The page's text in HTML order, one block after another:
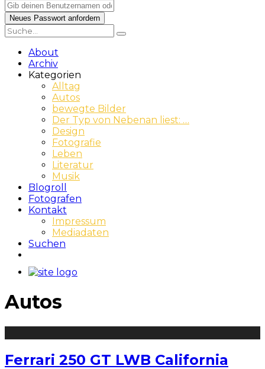
About
Archiv
Kategorien
Alltag
Autos
bewegte Bilder
Der Typ von Nebenan liest: …
Design
Fotografie
Leben
Literatur
Musik
Blogroll
Fotografen
Kontakt
Impressum
Mediadaten
Suchen
Autos
Ferrari 250 GT LWB California